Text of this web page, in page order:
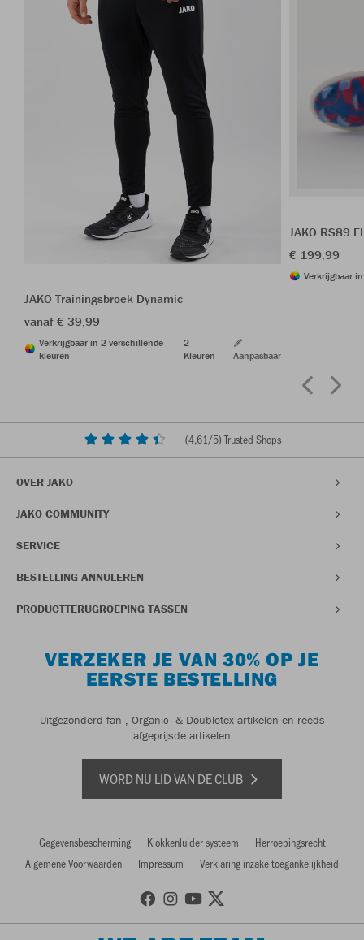
JAKO Trainingsbroek Dynamic
vanaf € 39,99
Verkrijgbaar in 2 verschillende
kleuren
2
Kleuren
Aanpasbaar
JAKO RS89
€ 199,99
Verkrijgbaar
(4,61/5) Trusted Shops
OVER JAKO
JAKO COMMUNITY
SERVICE
BESTELLING ANNULEREN
PRODUCTTERUGROEPING TASSEN
VERZEKER JE VAN 30% OP JE
EERSTE BESTELLING
Uitgezonderd fan-, Organic- & Doubletex-artikelen en reeds
afgeprijsde artikelen
WORD NU LID VAN DE CLUB
Gegevensbescherming Klokkenluider systeem
Herroepingsrecht
Algemene Voorwaarden
Impressum Verklaring inzake toegankelijkheid